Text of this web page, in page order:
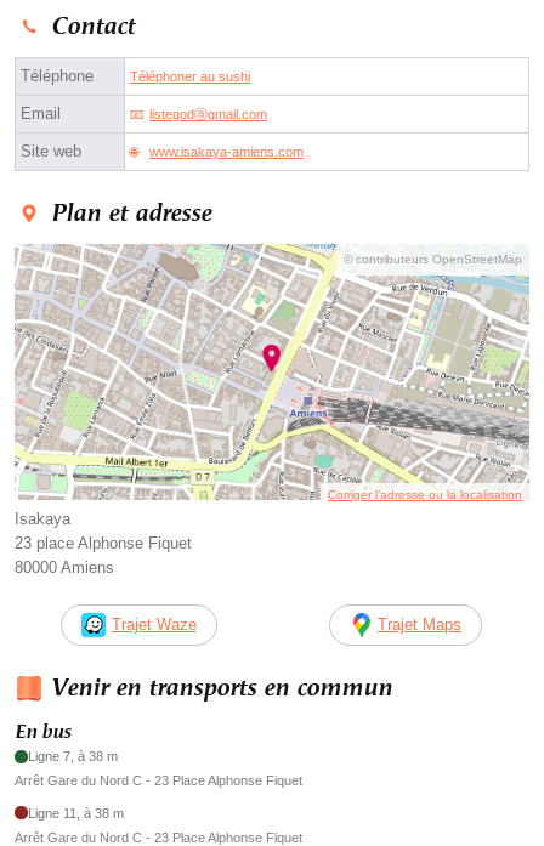
Contact
Téléphone Téléphoner au sushi
Email listegodⓐgmail.com
Site web www.isakaya-amiens.com
Plan et adresse
© contributeurs OpenStreetMap
Corriger l’adresse ou la localisation
Isakaya
23 place Alphonse Fiquet
80000 Amiens
Trajet Waze Trajet Maps
Venir en transports en commun
En bus
Ligne 7, à 38 m
Arrêt Gare du Nord C - 23 Place Alphonse Fiquet
Ligne 11, à 38 m
Arrêt Gare du Nord C - 23 Place Alphonse Fiquet